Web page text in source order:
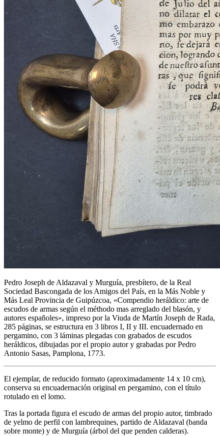
Pedro Joseph de Aldazaval y Murguía, presbítero, de la Real
Sociedad Bascongada de los Amigos del País, en la Más Noble y
Más Leal Provincia de Guipúzcoa, «Compendio heráldico: arte de
escudos de armas según el méthodo mas arreglado del blasón, y
autores españoles», impreso por la Viuda de Martín Joseph de Rada,
285 páginas, se estructura en 3 libros I, II y III. encuadernado en
pergamino, con 3 láminas plegadas con grabados de escudos
heráldicos, dibujadas por el propio autor y grabadas por Pedro
Antonio Sasas, Pamplona, 1773.
El ejemplar, de reducido formato (aproximadamente 14 x 10 cm),
conserva su encuadernación original en pergamino, con el título
rotulado en el lomo.
Tras la portada figura el escudo de armas del propio autor, timbrado
de yelmo de perfil con lambrequines, partido de Aldazaval (banda
sobre monte) y de Murguía (árbol del que penden calderas).